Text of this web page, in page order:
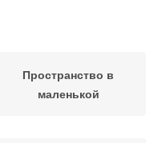
Пространство в
маленькой